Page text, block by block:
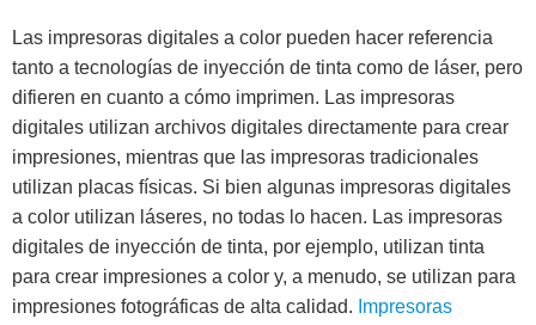
Las impresoras digitales a color pueden hacer referencia
tanto a tecnologías de inyección de tinta como de láser, pero
difieren en cuanto a cómo imprimen. Las impresoras
digitales utilizan archivos digitales directamente para crear
impresiones, mientras que las impresoras tradicionales
utilizan placas físicas. Si bien algunas impresoras digitales
a color utilizan láseres, no todas lo hacen. Las impresoras
digitales de inyección de tinta, por ejemplo, utilizan tinta
para crear impresiones a color y, a menudo, se utilizan para
impresiones fotográficas de alta calidad. Impresoras